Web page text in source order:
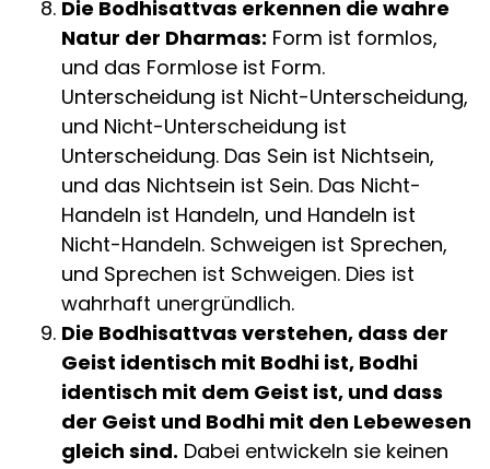
Die Bodhisattvas erkennen die wahre
Natur der Dharmas: Form ist formlos,
und das Formlose ist Form.
Unterscheidung ist Nicht-Unterscheidung,
und Nicht-Unterscheidung ist
Unterscheidung. Das Sein ist Nichtsein,
und das Nichtsein ist Sein. Das Nicht-
Handeln ist Handeln, und Handeln ist
Nicht-Handeln. Schweigen ist Sprechen,
und Sprechen ist Schweigen. Dies ist
wahrhaft unergründlich.
Die Bodhisattvas verstehen, dass der
Geist identisch mit Bodhi ist, Bodhi
identisch mit dem Geist ist, und dass
der Geist und Bodhi mit den Lebewesen
gleich sind. Dabei entwickeln sie keinen